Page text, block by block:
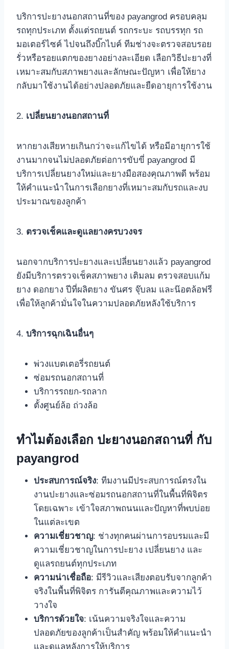
บริการปะยางนอกสถานที่ของ payangrod ครอบคลุม
รถทุกประเภท ตั้งแต่รถยนต์ รถกระบะ รถบรรทุก รถ
มอเตอร์ไซค์ ไปจนถึงบิ๊กไบค์ ทีมช่างจะตรวจสอบรอย
รั่วหรือรอยแตกของยางอย่างละเอียด เลือกวิธีปะยางที่
เหมาะสมกับสภาพยางและลักษณะปัญหา เพื่อให้ยาง
กลับมาใช้งานได้อย่างปลอดภัยและยืดอายุการใช้งาน
2. เปลี่ยนยางนอกสถานที่
หากยางเสียหายเกินกว่าจะแก้ไขได้ หรือมีอายุการใช้
งานมากจนไม่ปลอดภัยต่อการขับขี่ payangrod มี
บริการเปลี่ยนยางใหม่และยางมือสองคุณภาพดี พร้อม
ให้คำแนะนำในการเลือกยางที่เหมาะสมกับรถและงบ
ประมาณของลูกค้า
3. ตรวจเช็คและดูแลยางครบวงจร
นอกจากบริการปะยางและเปลี่ยนยางแล้ว payangrod
ยังมีบริการตรวจเช็คสภาพยาง เติมลม ตรวจสอบแก้ม
ยาง ดอกยาง ปีที่ผลิตยาง ขันศร จุ๊บลม และน๊อตล้อฟรี
เพื่อให้ลูกค้ามั่นใจในความปลอดภัยหลังใช้บริการ
4. บริการฉุกเฉินอื่นๆ
พ่วงแบตเตอรี่รถยนต์
ซ่อมรถนอกสถานที่
บริการรถยก-รถลาก
ตั้งศูนย์ล้อ ถ่วงล้อ
ทำไมต้องเลือก ปะยางนอกสถานที่ กับ
payangrod
ประสบการณ์จริง: ทีมงานมีประสบการณ์ตรงใน
งานปะยางและซ่อมรถนอกสถานที่ในพื้นที่พิจิตร
โดยเฉพาะ เข้าใจสภาพถนนและปัญหาที่พบบ่อย
ในแต่ละเขต
ความเชี่ยวชาญ: ช่างทุกคนผ่านการอบรมและมี
ความเชี่ยวชาญในการปะยาง เปลี่ยนยาง และ
ดูแลรถยนต์ทุกประเภท
ความน่าเชื่อถือ: มีรีวิวและเสียงตอบรับจากลูกค้า
จริงในพื้นที่พิจิตร การันตีคุณภาพและความไว้
วางใจ
บริการด้วยใจ: เน้นความจริงใจและความ
ปลอดภัยของลูกค้าเป็นสำคัญ พร้อมให้คำแนะนำ
และดูแลหลังการให้บริการ